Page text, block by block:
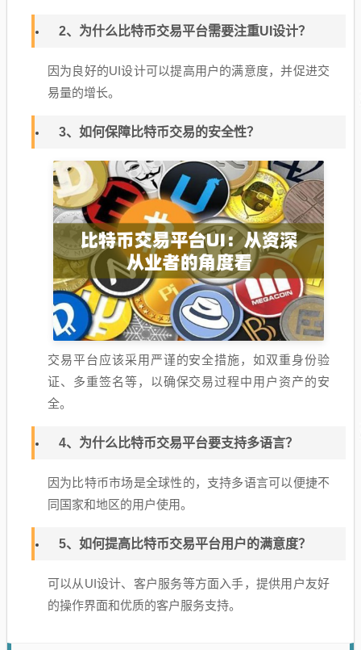
2、为什么比特币交易平台需要注重UI设计？
因为良好的UI设计可以提高用户的满意度，并促进交
易量的增长。
3、如何保障比特币交易的安全性？
交易平台应该采用严谨的安全措施，如双重身份验
证、多重签名等，以确保交易过程中用户资产的安
全。
4、为什么比特币交易平台要支持多语言？
因为比特币市场是全球性的，支持多语言可以便捷不
同国家和地区的用户使用。
5、如何提高比特币交易平台用户的满意度？
可以从UI设计、客户服务等方面入手，提供用户友好
的操作界面和优质的客户服务支持。